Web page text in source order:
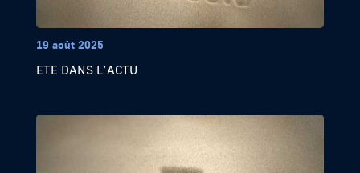
19 août 2025
ETE DANS L’ACTU